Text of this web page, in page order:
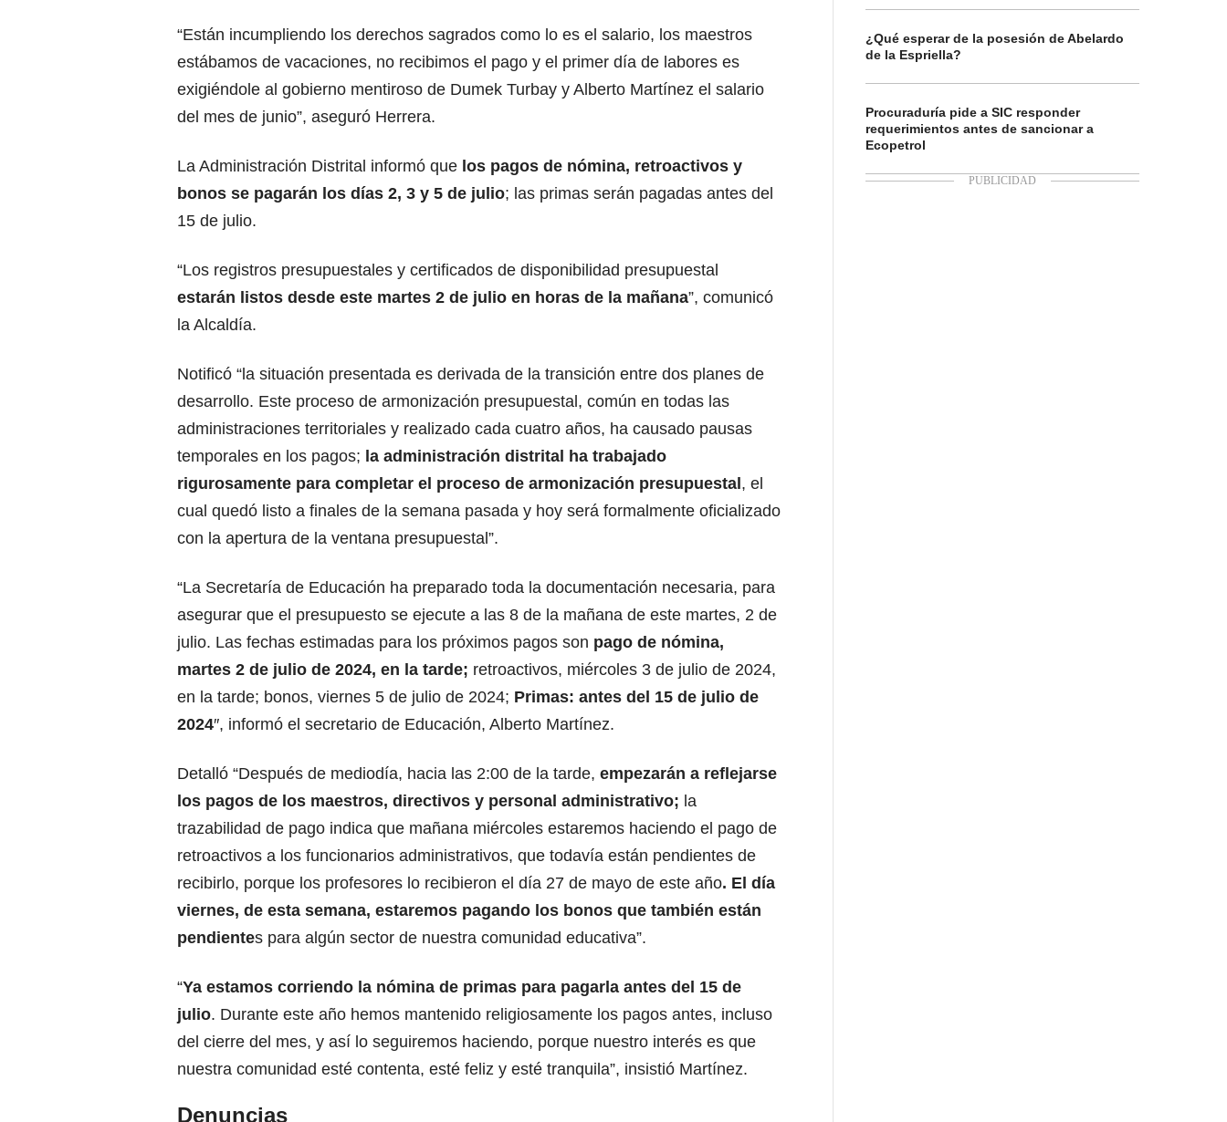
“Están incumpliendo los derechos sagrados como lo es el salario, los maestros
estábamos de vacaciones, no recibimos el pago y el primer día de labores es
exigiéndole al gobierno mentiroso de Dumek Turbay y Alberto Martínez el salario
del mes de junio”, aseguró Herrera.
La Administración Distrital informó que los pagos de nómina, retroactivos y
bonos se pagarán los días 2, 3 y 5 de julio; las primas serán pagadas antes del
15 de julio.
“Los registros presupuestales y certificados de disponibilidad presupuestal
estarán listos desde este martes 2 de julio en horas de la mañana”, comunicó
la Alcaldía.
Notificó “la situación presentada es derivada de la transición entre dos planes de
desarrollo. Este proceso de armonización presupuestal, común en todas las
administraciones territoriales y realizado cada cuatro años, ha causado pausas
temporales en los pagos; la administración distrital ha trabajado
rigurosamente para completar el proceso de armonización presupuestal, el
cual quedó listo a finales de la semana pasada y hoy será formalmente oficializado
con la apertura de la ventana presupuestal”.
“La Secretaría de Educación ha preparado toda la documentación necesaria, para
asegurar que el presupuesto se ejecute a las 8 de la mañana de este martes, 2 de
julio. Las fechas estimadas para los próximos pagos son pago de nómina,
martes 2 de julio de 2024, en la tarde; retroactivos, miércoles 3 de julio de 2024,
en la tarde; bonos, viernes 5 de julio de 2024; Primas: antes del 15 de julio de
2024″, informó el secretario de Educación, Alberto Martínez.
Detalló “Después de mediodía, hacia las 2:00 de la tarde, empezarán a reflejarse
los pagos de los maestros, directivos y personal administrativo; la
trazabilidad de pago indica que mañana miércoles estaremos haciendo el pago de
retroactivos a los funcionarios administrativos, que todavía están pendientes de
recibirlo, porque los profesores lo recibieron el día 27 de mayo de este año. El día
viernes, de esta semana, estaremos pagando los bonos que también están
pendientes para algún sector de nuestra comunidad educativa”.
“Ya estamos corriendo la nómina de primas para pagarla antes del 15 de
julio. Durante este año hemos mantenido religiosamente los pagos antes, incluso
del cierre del mes, y así lo seguiremos haciendo, porque nuestro interés es que
nuestra comunidad esté contenta, esté feliz y esté tranquila”, insistió Martínez.
Denuncias
¿Qué esperar de la posesión de Abelardo
de la Espriella?
Procuraduría pide a SIC responder
requerimientos antes de sancionar a
Ecopetrol